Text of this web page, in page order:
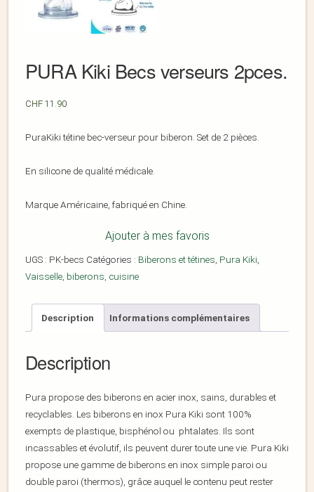
PURA Kiki Becs verseurs 2pces.
CHF 11.90
PuraKiki tétine bec-verseur pour biberon. Set de 2 pièces.
En silicone de qualité médicale.
Marque Américaine, fabriqué en Chine.
Ajouter à mes favoris
UGS : PK-becs Catégories : Biberons et tétines, Pura Kiki,
Vaisselle, biberons, cuisine
Description Informations complémentaires
Description
Pura propose des biberons en acier inox, sains, durables et
recyclables. Les biberons en inox Pura Kiki sont 100%
exempts de plastique, bisphénol ou phtalates. Ils sont
incassables et évolutif, ils peuvent durer toute une vie. Pura Kiki
propose une gamme de biberons en inox simple paroi ou
double paroi (thermos), grâce auquel le contenu peut rester